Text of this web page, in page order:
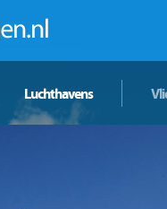
Luchthavens